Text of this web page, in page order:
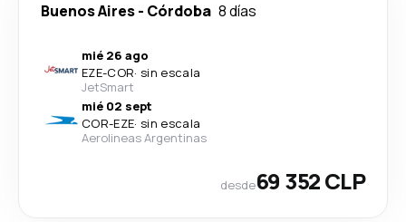
Buenos Aires- Córdoba 8 días
mié 26 ago
EZE-COR· sin escala
JetSmart
mié 02 sept
COR-EZE· sin escala
Aerolineas Argentinas
desde69 352 CLP